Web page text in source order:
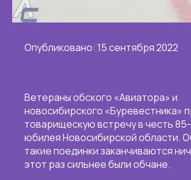
Опубликовано: 15 сентября 2022
Ветераны обского «Авиатора» и
новосибирского «Буревестника»
товарищескую встречу в честь
юбилея Новосибирской области.
такие поединки заканчиваются
этот раз сильнее были обчане.